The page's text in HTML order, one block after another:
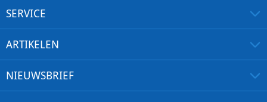
SERVICE
ARTIKELEN
NIEUWSBRIEF